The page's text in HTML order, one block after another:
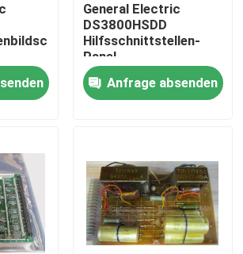
in Verbindung
Zitat
Antriebe
General Electric
DS3800HSDD
Hilfsschnittstellen-
Panel
Anfrage absenden